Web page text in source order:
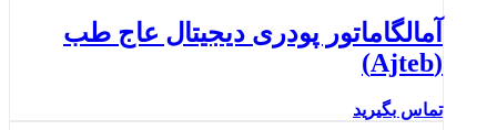
آمالگاماتور پودری دیجیتال عاج طب
(Ajteb)
تماس بگیرید